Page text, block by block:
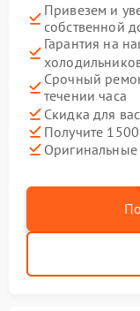
Привезем и
собственной
Гарантия на
Срочный
течении часа
Скидка для
Получите
Оригинальные